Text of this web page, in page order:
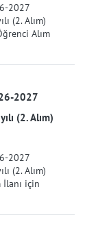
2027
(2. Alım)
Alım
2027
(2. Alım)
2027
(2. Alım)
İlanı için